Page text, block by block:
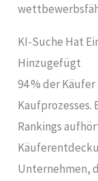
KI-Suche Hat
Hinzugefügt
94 % der
Kaufprozesses.
Rankings
Unternehmen,